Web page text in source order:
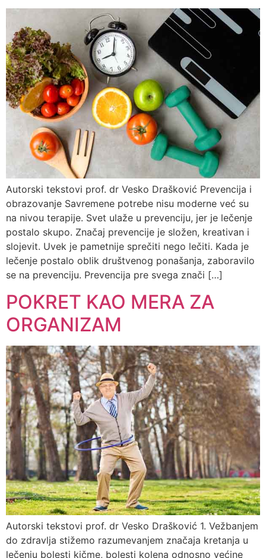
Autorski tekstovi prof. dr Vesko Drašković Prevencija i
obrazovanje Savremene potrebe nisu moderne već su
na nivou terapije. Svet ulaže u prevenciju, jer je lečenje
postalo skupo. Značaj prevencije je složen, kreativan i
slojevit. Uvek je pametnije sprečiti nego lečiti. Kada je
lečenje postalo oblik društvenog ponašanja, zaboravilo
se na prevenciju. Prevencija pre svega znači […]
POKRET KAO MERA ZA
ORGANIZAM
Autorski tekstovi prof. dr Vesko Drašković 1. Vežbanjem
do zdravlja stižemo razumevanjem značaja kretanja u
lečenju bolesti kičme, bolesti kolena odnosno većine